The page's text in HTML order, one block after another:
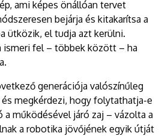
ami képes önállóan tervet
bejárja és kitakarítsa a
ütközik, el tudja azt kerülni.
ismeri fel – többek között – ha
generációja valószínűleg
megkérdezi, hogy folytathatja-e
a működésével járó zaj – vázolta a
a robotika jövőjének egyik útját